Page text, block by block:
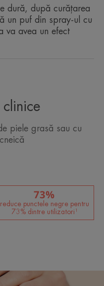
de sebum.
ușor.
dură, după curățarea
un puf din spray-ul cu
va avea un efect
clinice
piele grasă sau cu
73%
reduce punctele negre pentru
73% dintre utilizatori¹